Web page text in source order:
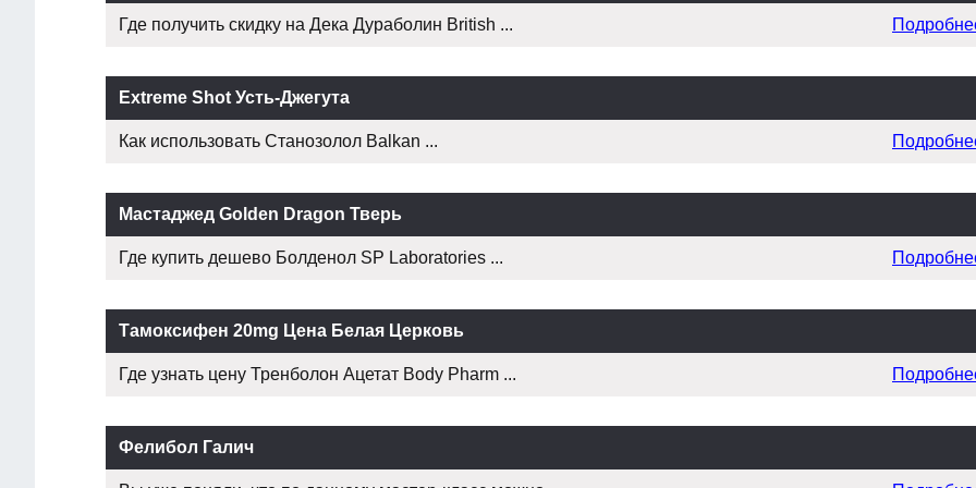
Где получить скидку на Дека Дураболин British ...
Extreme Shot Усть-Джегута
Как использовать Станозолол Balkan ...
Мастаджед Golden Dragon Тверь
Где купить дешево Болденол SP Laboratories ...
Тамоксифен 20mg Цена Белая Церковь
Где узнать цену Тренболон Ацетат Body Pharm ...
Фелибол Галич